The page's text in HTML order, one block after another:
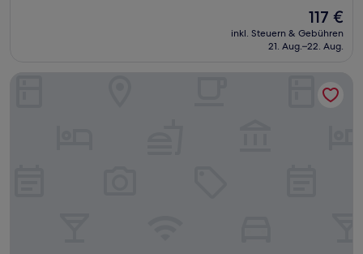
Der
Preis
beträgt
117 €
inkl. Steuern & Gebühren
21. Aug.–22. Aug.
Royal Gold Hotel